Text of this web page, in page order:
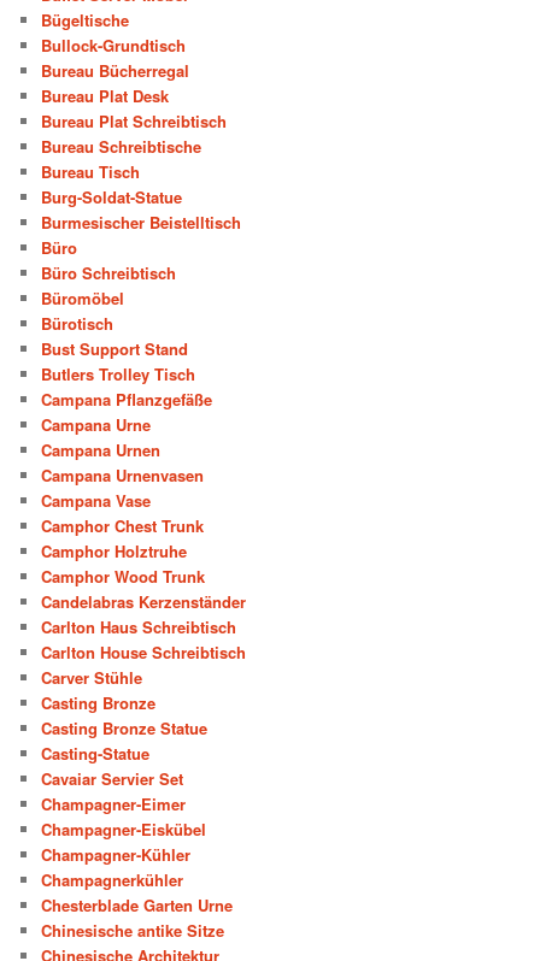
Bügeltische
Bullock-Grundtisch
Bureau Bücherregal
Bureau Plat Desk
Bureau Plat Schreibtisch
Bureau Schreibtische
Bureau Tisch
Burg-Soldat-Statue
Burmesischer Beistelltisch
Büro
Büro Schreibtisch
Büromöbel
Bürotisch
Bust Support Stand
Butlers Trolley Tisch
Campana Pflanzgefäße
Campana Urne
Campana Urnen
Campana Urnenvasen
Campana Vase
Camphor Chest Trunk
Camphor Holztruhe
Camphor Wood Trunk
Candelabras Kerzenständer
Carlton Haus Schreibtisch
Carlton House Schreibtisch
Carver Stühle
Casting Bronze
Casting Bronze Statue
Casting-Statue
Cavaiar Servier Set
Champagner-Eimer
Champagner-Eiskübel
Champagner-Kühler
Champagnerkühler
Chesterblade Garten Urne
Chinesische antike Sitze
Chinesische Architektur